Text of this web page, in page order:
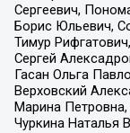
Сергеевич,
Борис Юльевич,
Тимур
Сергей
Гасан Ольга
Верховский
Марина
Чуркина Наталья